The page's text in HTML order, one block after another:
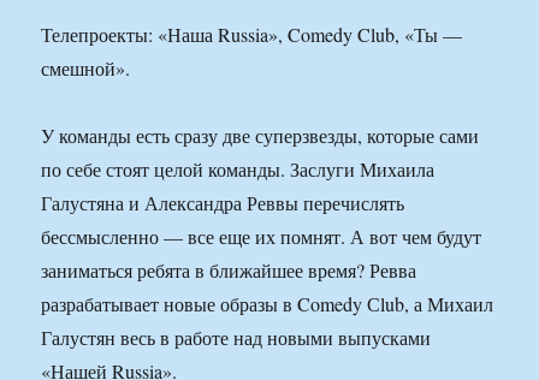
Телепроекты: «Наша Russia», Comedy Club, «Ты —
смешной».
У команды есть сразу две суперзвезды, которые сами
по себе стоят целой команды. Заслуги Михаила
Галустяна и Александра Реввы перечислять
бессмысленно — все еще их помнят. А вот чем будут
заниматься ребята в ближайшее время? Ревва
разрабатывает новые образы в Comedy Сlub, а Михаил
Галустян весь в работе над новыми выпусками
«Нашей Russia».